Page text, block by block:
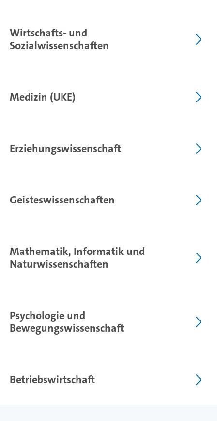
Wirtschafts- und
Sozialwissenschaften
Medizin (UKE)
Erziehungswissenschaft
Geisteswissenschaften
Mathematik, Informatik und
Naturwissenschaften
Psychologie und
Bewegungswissenschaft
Betriebswirtschaft